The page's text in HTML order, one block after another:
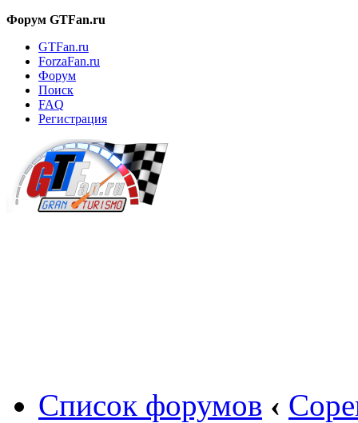
Форум GTFan.ru
GTFan.ru
ForzaFan.ru
Форум
Поиск
FAQ
Регистрация
Список форумов ‹